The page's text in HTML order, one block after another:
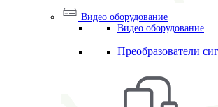
Видео оборудование
Видео оборудование
Преобразователи